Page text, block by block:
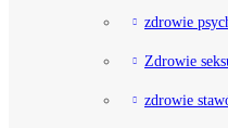
zdrowie
Zdrowie
zdrowie